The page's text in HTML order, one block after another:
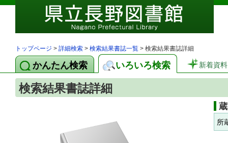
トップページ > 詳細検索 > 検索結果書誌一覧 > 検索結果書誌詳細
かんたん検索 いろいろ検索 新着資料
検索結果書誌詳細
所